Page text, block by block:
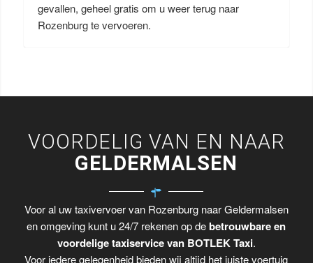
gevallen, geheel gratis om u weer terug naar
Rozenburg te vervoeren.
VOORDELIG VAN EN NAAR
GELDERMALSEN
Voor al uw taxivervoer van Rozenburg naar Geldermalsen
en omgeving kunt u 24/7 rekenen op debetrouwbare en
voordelige taxiservice van BOTLEK Taxi.
Voor iedere gelegenheid bieden wij altijd het juiste voertuig